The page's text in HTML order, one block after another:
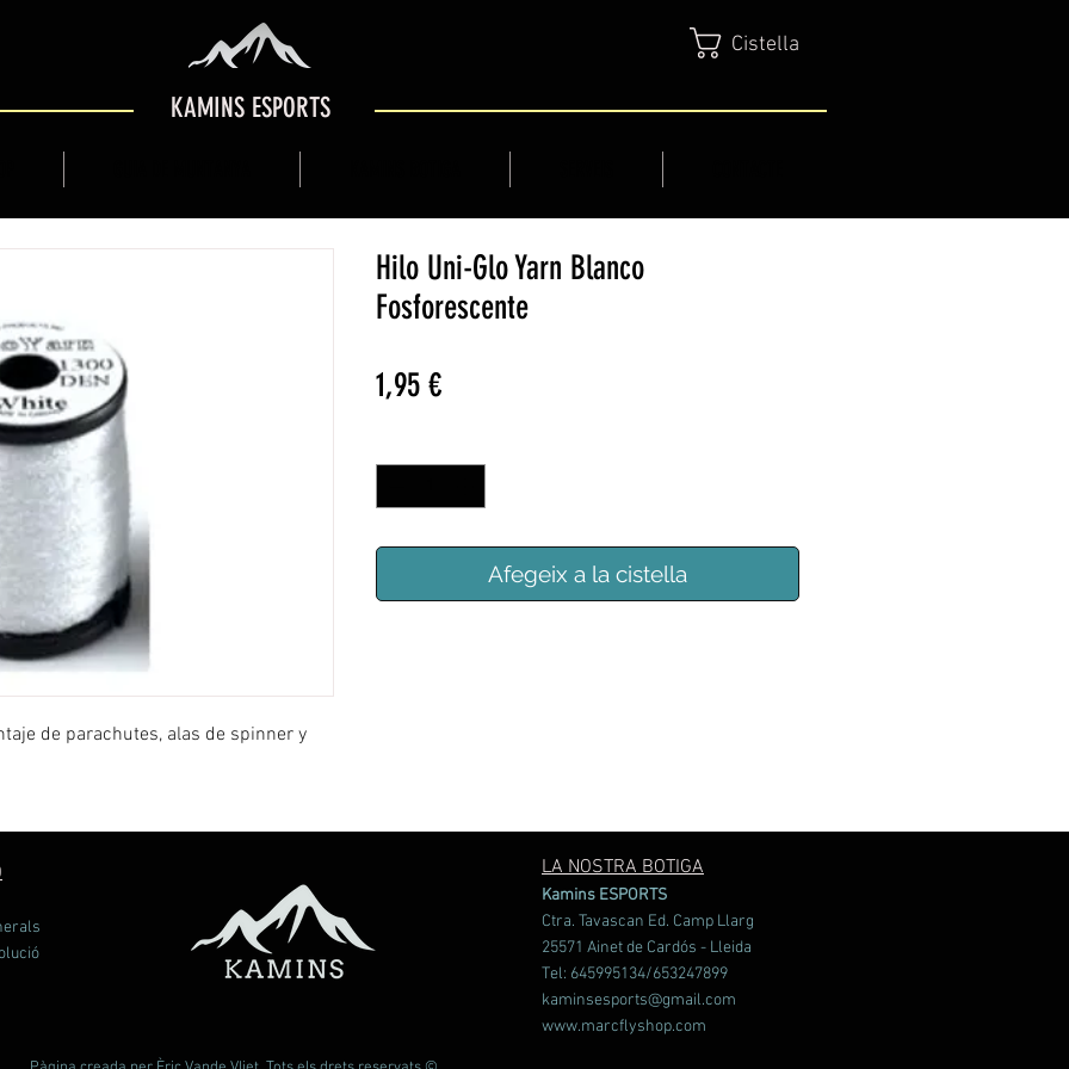
Cistella
KAMINS ESPORTS
de parachutes, alas de spinner y
Hilo Uni-Glo Yarn Blanco
Fosforescente
1,95 €Price
Afegeix a la cistella
LA NOSTRA BOTIGA
Kamins ESPORTS
Ctra. Tavascan Ed. Camp Llarg
25571 Ainet de Cardós - Lleida
Tel: 645995134/653247899
kaminsesports@gmail.com
www.marcflyshop.com